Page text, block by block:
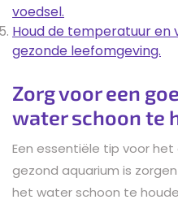
voedsel.
Houd de temperatuur
gezonde leefomgeving.
Zorg voor een
water schoon te
Een essentiële tip voor
gezond aquarium is
het water schoon te